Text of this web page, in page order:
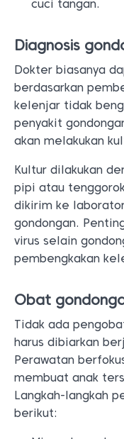
cuci tangan.
Diagnosis
Dokter biasanya
berdasarkan
kelenjar tidak
penyakit
akan melakukan
Kultur dilakukan
pipi atau
dikirim ke
gondongan.
virus selain
pembengkakan
Obat
Tidak ada
harus dibiarkan
Perawatan
membuat anak
Langkah-langkah
berikut: